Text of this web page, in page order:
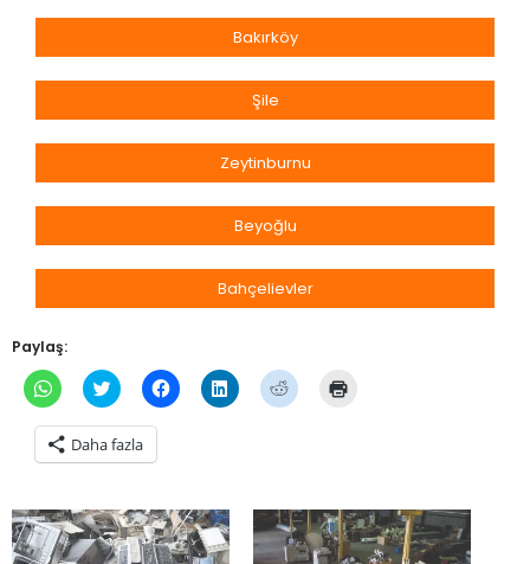
Bakırköy
Şile
Zeytinburnu
Beyoğlu
Bahçelievler
Paylaş:
WhatsApp'ta
paylaşmak
tıklayın
(Yeni
pencerede
Twitter
üzerinde
için
tıklayın
(Yeni
Facebook'ta
paylaşmak
Linkedln
üzerinden
Reddit
üzerinde
Daha fazla